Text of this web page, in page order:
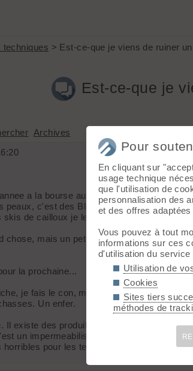
techniques > Est-ce-que je viens de ruiner
Est-ce-que je
Archives
a la bourse aux skis a Faverges,
peaux, c'est des Black Diamond, semble
de cailloux je les support...
chose, mais un petit passage dans les
la prochaine...
je fais le con, monté depuis le bas de
Un enfer.
Il existe des produits style "G3 Climbing
un impermeabilisant a la base de
pour les tester, car le diffferent de
Pour
En cliquant sur
usage technique
que l'utilisation de
personnalisation des
et des offres
Vous pouvez à tout
informations sur ces
d'utilisation du service
Utilisation de
Cookies
Sites tiers
méthodes de